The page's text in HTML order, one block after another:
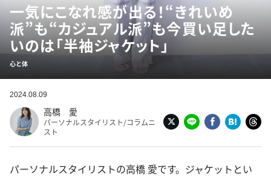
一気にこなれ感が出る！“きれいめ
派”も“カジュアル派”も今買い足した
いのは「半袖ジャケット」
心と体
2024.08.09
高橋 愛
パーソナルスタイリスト/コラムニ
スト
パーソナルスタイリストの高橋 愛です。ジャケットとい